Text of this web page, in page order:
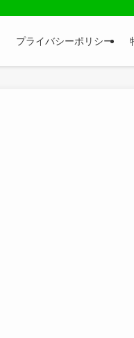
プライバシーポリシー